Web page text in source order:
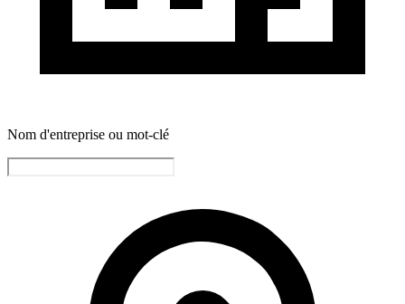
Nom d'entreprise ou mot-clé